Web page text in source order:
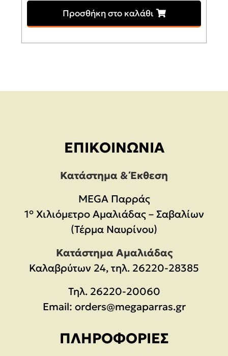
Προσθήκη στο καλάθι
ΕΠΙΚΟΙΝΩΝΊΑ
Κατάστημα & Έκθεση
MEGA Παρράς
1° Χιλιόμετρο Αμαλιάδας – Σαβαλίων
(Τέρμα Ναυρίνου)
Κατάστημα Αμαλιάδας
Καλαβρύτων 24, τηλ. 26220-28385
Τηλ. 26220-20060
Email: orders@megaparras.gr
ΠΛΗΡΟΦΟΡΊΕΣ